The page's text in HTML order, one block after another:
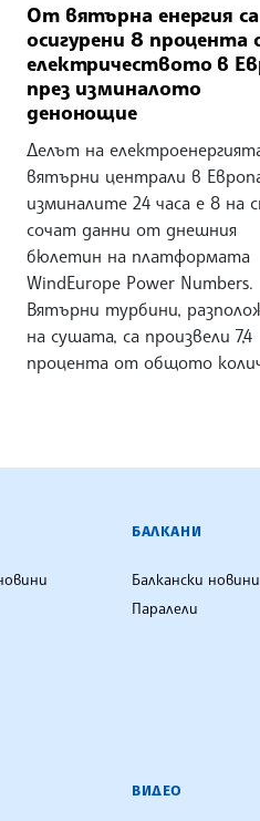
От вятърна енергия са
осигурени 8 процента
електричеството в
през изминалото
денонощие
Делът на
вятърни централи в
изминалите 24 часа е 8 на
сочат данни от днешния
бюлетин на платформата
WindEurope Power Numbers.
Вятърни турбини,
на сушата, са произвели 7,4
процента от общото
АГЕНЦИЯ
БАЛКАНИ
Балкански новини
Паралели
ВИДЕО